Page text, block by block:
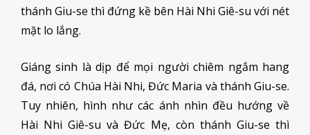
thánh Giu-se thì đứng kề bên Hài Nhi Giê-su với nét
mặt lo lắng.
Giáng sinh là dịp để mọi người chiêm ngắm hang
đá, nơi có Chúa Hài Nhi, Đức Maria và thánh Giu-se.
Tuy nhiên, hình như các ánh nhìn đều hướng về
Hài Nhi Giê-su và Đức Mẹ, còn thánh Giu-se thì